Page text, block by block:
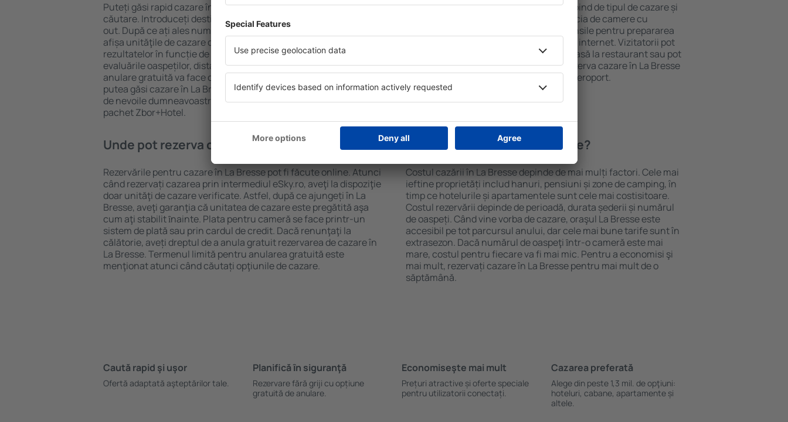
Puteți găsi rapid cazare în La Bresse folosind un motor de
căutare. Introduceți destinația și datele de check-in și check-
out. După ce ați ales numărul de persoane, motorul de căutare va
afișa unităţile de cazare disponibile în La Bresse. Filtrarea
rezultatelor în funcție de tipul proprietăţii, numărul de stele,
evaluările oaspeților, distanța față de centru și opțiunea de
anulare gratuită va face căutarea mult mai ușoară. Astfel veți
putea găsi cazare în La Bresse în doar câteva minute. În funcție
de nevoile dumneavoastră, puteți rezerva doar cazare sau un
pachet Zbor+Hotel.
Facilitățile proprietăţilor în La Bresse depind de tipul de cazare și
de numărul de stele. Oaspeții pot beneficia de camere cu
chicinetă, balcon, aer condiționat, ustensile pentru prepararea
ceaiului şi a cafelei, prosoape și acces la internet. Vizitatorii pot
avea parcare gratuită, pot comanda o masă la restaurant sau pot
alege un hotel cu piscină. În plus, pot rezerva cazare în La Bresse
la proprietăți care oferă transport de la aeroport.
Unde pot rezerva cazare în La Bresse?
Rezervările pentru cazare în La Bresse pot fi făcute online. Atunci
când rezervați cazarea prin intermediul eSky.ro, aveţi la dispoziţie
doar unităţi de cazare verificate. Astfel, după ce ajungeți în La
Bresse, aveţi garanţia că unitatea de cazare este pregătită aşa
cum aţi stabilit ȋnainte. Plata pentru cameră se face printr-un
sistem de plată sau prin cardul de credit. Dacă renunţaţi la
călătorie, aveți dreptul de a anula gratuit rezervarea de cazare în
La Bresse. Termenul limită pentru anularea gratuită este
menţionat atunci când căutați opţiunile de cazare.
Cât costă cazarea în La Bresse?
Costul cazării în La Bresse depinde de mai mulți factori. Cele mai
ieftine proprietăți includ hanuri, pensiuni și zone de camping, în
timp ce hotelurile și apartamentele sunt cele mai costisitoare.
Costul rezervării depinde de perioadă, durata șederii și numărul
de oaspeți. Când vine vorba de cazare, oraşul La Bresse este
accesibil pe tot parcursul anului, dar cele mai bune tarife sunt în
extrasezon. Dacă numărul de oaspeţi ȋntr-o cameră este mai
mare, costul pentru fiecare va fi mai mic. Pentru a economisi şi
mai mult, rezervați cazare în La Bresse pentru mai mult de o
săptămână.
Caută rapid şi uşor
Ofertă adaptată aşteptărilor tale.
Planifică ȋn siguranţă
Rezervare fără griji cu opțiune
gratuită de anulare.
Economiseşte mai mult
Prețuri atractive și oferte speciale
pentru utilizatorii conectați.
Cazarea preferată
Alege din peste 1,3 mil. de opţiuni:
hoteluri, cabane, apartamente și
altele.